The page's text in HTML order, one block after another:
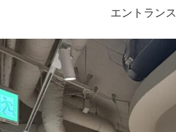
エントランス